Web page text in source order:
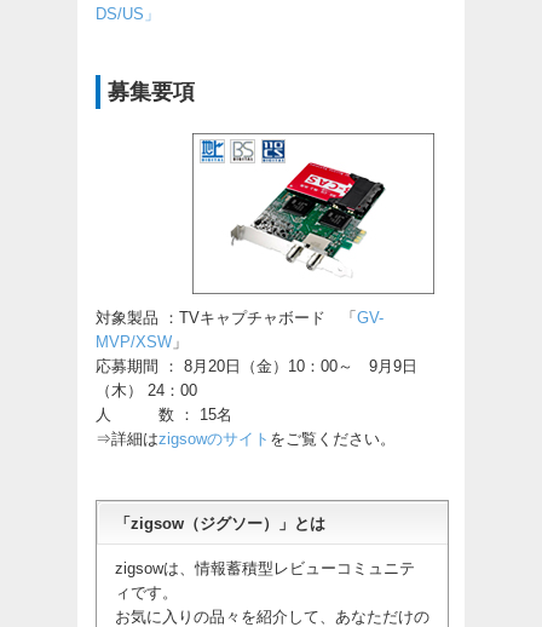
DS/US」
募集要項
対象製品 ：TVキャプチャボード 「 GV-
MVP/XSW 」
応募期間 ： 8月20日（金）10：00～ 9月9日
（木） 24：00
人 数 ： 15名
⇒詳細はzigsowのサイト をご覧ください。
「zigsow（ジグソー）」とは
zigsowは、情報蓄積型レビューコミュニテ
ィです。
お気に入りの品々を紹介して、あなただけの